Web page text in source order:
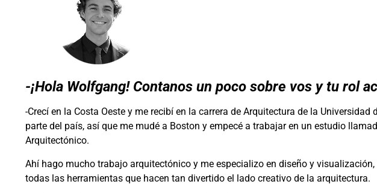
-¡Hola Wolfgang! Contanos un poco sobre vos y tu rol
-Crecí en la Costa Oeste y me recibí en la carrera de Arquitectura de la
parte del país, así que me mudé a Boston y empecé a trabajar en un estudio
Arquitectónico.
Ahí hago mucho trabajo arquitectónico y me especializo en diseño y
todas las herramientas que hacen tan divertido el lado creativo de la arquitectura.